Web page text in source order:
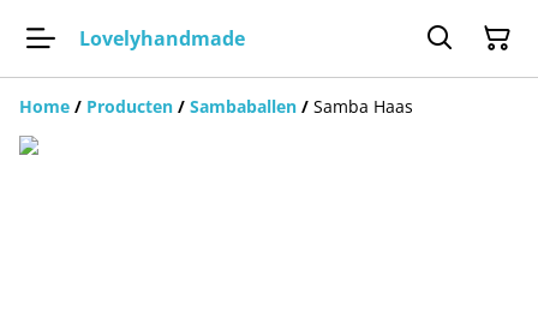
Lovelyhandmade
Home / Producten / Sambaballen / Samba Haas